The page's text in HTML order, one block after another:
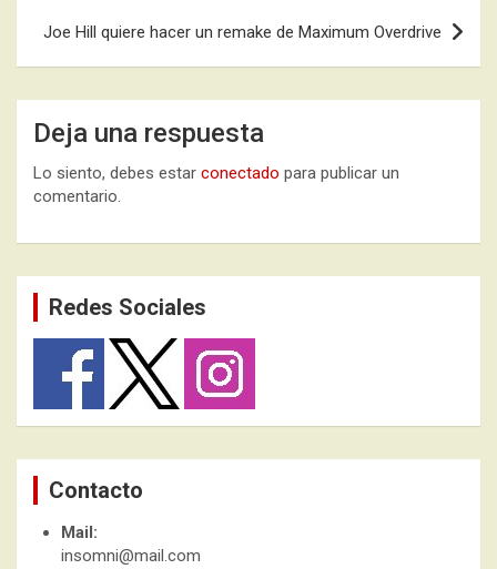
entradas
Joe Hill quiere hacer un remake de Maximum Overdrive
Deja una respuesta
Lo siento, debes estar conectado para publicar un
comentario.
Redes Sociales
Contacto
Mail:
insomni@mail.com